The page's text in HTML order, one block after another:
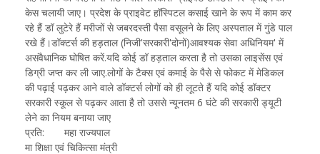
केस चलायी जाए। प्रदेश के प्राइवेट हॉस्पिटल कसाई खाने के रूप में काम कर
रहे हैं डॉ लुटेरे हैं मरीजों से जबरदस्ती पैसा वसूलने के लिए अस्पताल में गुंडे पाल
रखे हैं।डॉक्टर्स की हड़ताल (निजी'सरकारी'दोनों)आवश्यक सेवा अधिनियम' में
असंवैधानिक घोषित करें.यदि कोई डॉ हड़ताल करता है तो उसका लाइसेंस एवं
डिग्री जप्त कर ली जाए.लोगों के टैक्स एवं कमाई के पैसे से फोकट में मेडिकल
की पढ़ाई पढ़कर आने वाले डॉक्टर्स लोगों को ही लूटते हैं यदि कोई डॉक्टर
सरकारी स्कूल से पढ़कर आता है तो उससे न्यूनतम 6 घंटे की सरकारी ड्यूटी
लेने का नियम बनाया जाए
प्रति: महा राज्यपाल
मा शिक्षा एवं चिकित्सा मंत्री